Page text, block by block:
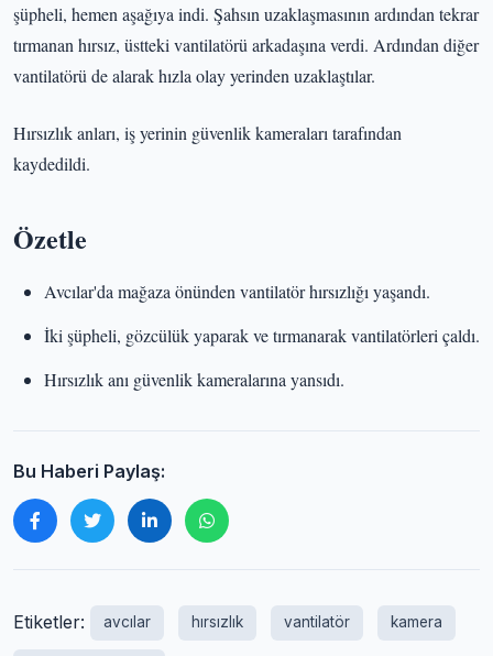
şüpheli, hemen aşağıya indi. Şahsın uzaklaşmasının ardından tekrar
tırmanan hırsız, üstteki vantilatörü arkadaşına verdi. Ardından diğer
vantilatörü de alarak hızla olay yerinden uzaklaştılar.
Hırsızlık anları, iş yerinin güvenlik kameraları tarafından
kaydedildi.
Özetle
Avcılar'da mağaza önünden vantilatör hırsızlığı yaşandı.
İki şüpheli, gözcülük yaparak ve tırmanarak vantilatörleri çaldı.
Hırsızlık anı güvenlik kameralarına yansıdı.
Bu Haberi Paylaş:
Etiketler: avcılar hırsızlık vantilatör kamera